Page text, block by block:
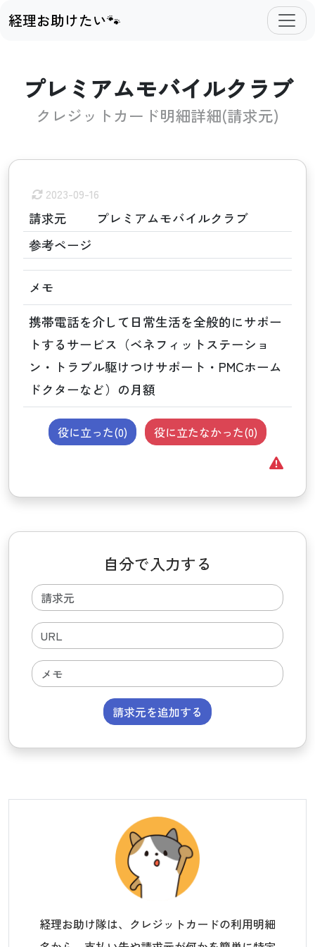
経理お助けたい🐾
プレミアムモバイルクラブ
クレジットカード明細詳細(請求元)
2023-09-16
請求元
プレミアムモバイルクラブ
参考ページ
メモ
携帯電話を介して日常生活を全般的にサポー
トするサービス（ベネフィットステーショ
ン・トラブル駆けつけサポート・PMCホーム
ドクターなど）の月額
役に立った(0) 役に立たなかった(0)
自分で入力する
請求元を追加する
経理お助け隊は、クレジットカードの利用明細